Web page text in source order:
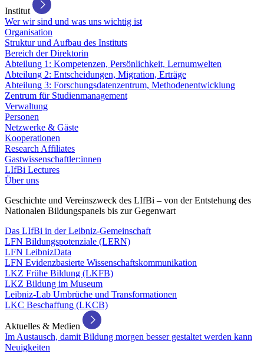
Institut
Wer wir sind und was uns wichtig ist
Organisation
Struktur und Aufbau des Instituts
Bereich der Direktorin
Abteilung 1: Kompetenzen, Persönlichkeit, Lernumwelten
Abteilung 2: Entscheidungen, Migration, Erträge
Abteilung 3: Forschungsdatenzentrum, Methodenentwicklung
Zentrum für Studienmanagement
Verwaltung
Personen
Netzwerke & Gäste
Kooperationen
Research Affiliates
Gastwissenschaftler:innen
LIfBi Lectures
Über uns
Geschichte und Vereinszweck des LIfBi – von der Entstehung des
Nationalen Bildungspanels bis zur Gegenwart
Das LIfBi in der Leibniz-Gemeinschaft
LFN Bildungspotenziale (LERN)
LFN LeibnizData
LFN Evidenzbasierte Wissenschaftskommunikation
LKZ Frühe Bildung (LKFB)
LKZ Bildung im Museum
Leibniz-Lab Umbrüche und Transformationen
LKC Beschaffung (LKCB)
Aktuelles & Medien
Im Austausch, damit Bildung morgen besser gestaltet werden kann
Neuigkeiten